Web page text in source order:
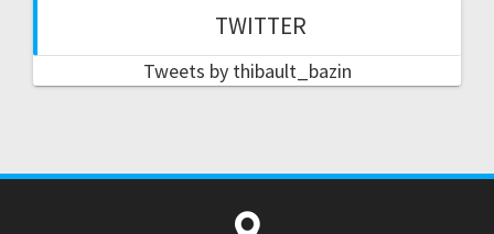
TWITTER
Tweets by thibault_bazin